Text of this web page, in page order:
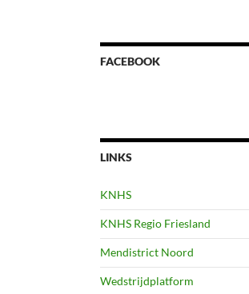
FACEBOOK
LINKS
KNHS
KNHS Regio Friesland
Mendistrict Noord
Wedstrijdplatform